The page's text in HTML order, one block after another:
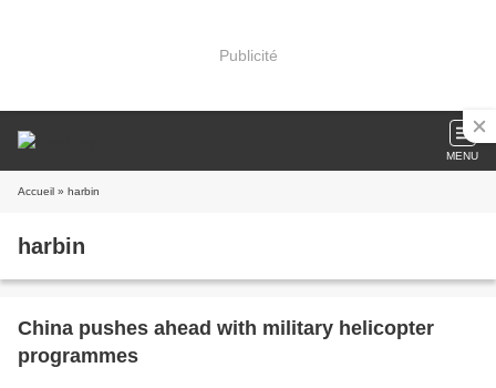
Publicité
MENU
Accueil » harbin
harbin
China pushes ahead with military helicopter
programmes